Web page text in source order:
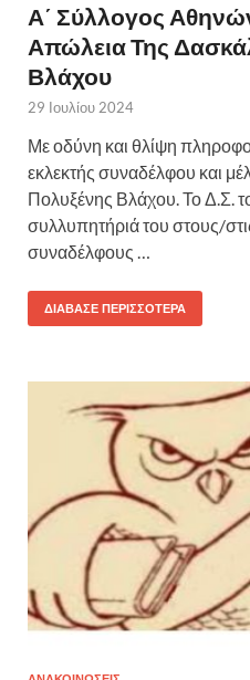
Α΄ Σύλλογος
Απώλεια Της
Βλάχου
29 Ιουλίου 2024
Με οδύνη και θλίψη
εκλεκτής συναδέλφου και
Πολυξένης Βλάχου. Το Δ.Σ.
συλλυπητήριά του στους/
συναδέλφους …
ΔΙΆΒΑΣΕ ΠΕΡΙΣΣΌΤΕΡΑ